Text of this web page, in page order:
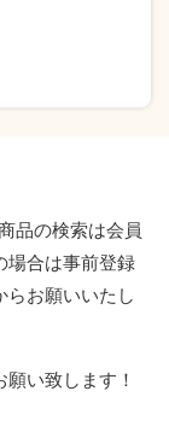
品の検索は会員
場合は事前登録
らお願いいたし
願い致します！